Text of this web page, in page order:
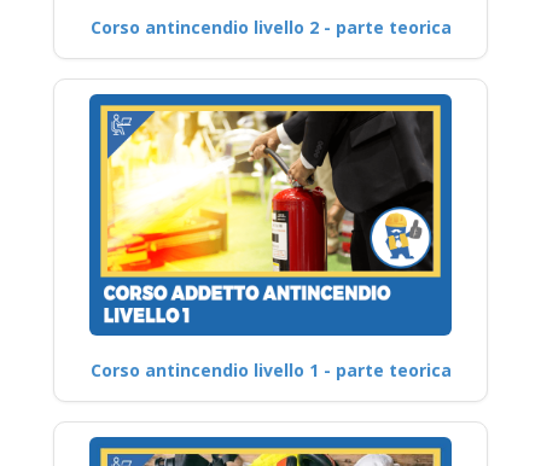
Corso antincendio livello 2 - parte teorica
Corso antincendio livello 1 - parte teorica